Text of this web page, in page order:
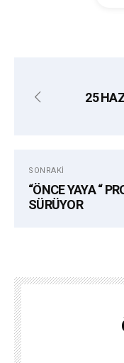
25
SONRAKI
“ÖNCE YAYA “
SÜRÜYOR